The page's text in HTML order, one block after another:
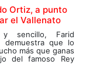
Ortiz, a punto
el Vallenato
y sencillo, Farid
demuestra que lo
más que ganas
del famoso Rey